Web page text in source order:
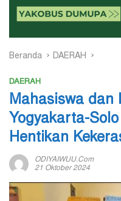
Beranda DAERAH
DAERAH
Mahasiswa dan
Yogyakarta-
Hentikan
ODIYAIWUU.com
21 Oktober 2024